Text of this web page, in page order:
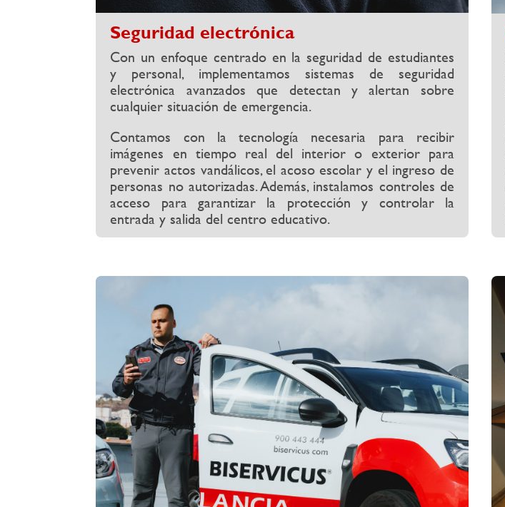
Seguridad electrónica
Con un enfoque centrado en la seguridad de estudiantes
y personal, implementamos sistemas de seguridad
electrónica avanzados que detectan y alertan sobre
cualquier situación de emergencia.
Contamos con la tecnología necesaria para recibir
imágenes en tiempo real del interior o exterior para
prevenir actos vandálicos, el acoso escolar y el ingreso de
personas no autorizadas. Además, instalamos controles de
acceso para garantizar la protección y controlar la
entrada y salida del centro educativo.